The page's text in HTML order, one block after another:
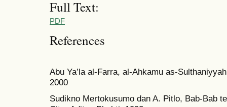
Full Text:
PDF
References
Abu Ya’la al-Farra, al-Ahkamu as-
2000
Sudikno Mertokusumo dan A. Pitlo, Bab-Bab